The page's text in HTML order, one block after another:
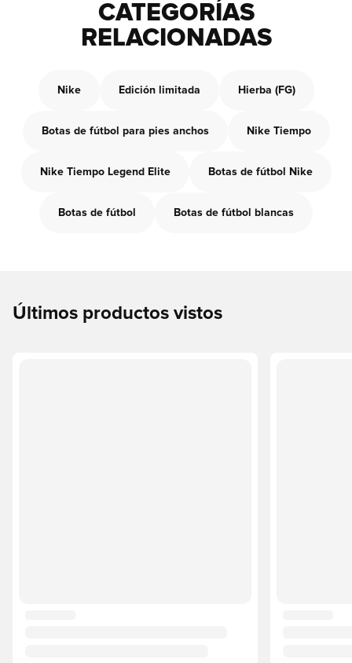
CATEGORÍAS
RELACIONADAS
Nike Edición limitada Hierba (FG)
Botas de fútbol para pies anchos Nike Tiempo
Nike Tiempo Legend Elite Botas de fútbol Nike
Botas de fútbol Botas de fútbol blancas
Últimos productos vistos